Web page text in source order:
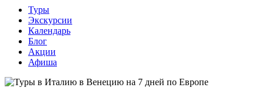
Туры
Экскурсии
Календарь
Блог
Акции
Афиша